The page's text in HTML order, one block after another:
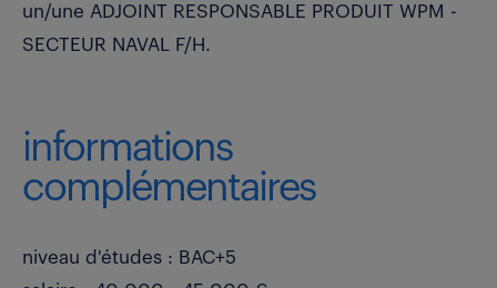
un/une ADJOINT RESPONSABLE PRODUIT WPM -
SECTEUR NAVAL F/H.
informations
complémentaires
niveau d'études : BAC+5